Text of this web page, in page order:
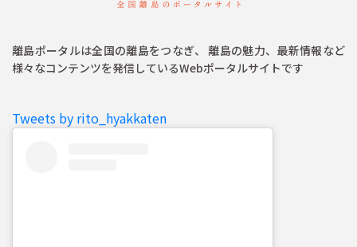
離島ポータルは全国の離島をつなぎ、 離島の魅力、最新情報など
様々なコンテンツを発信しているWebポータルサイトです
Tweets by rito_hyakkaten